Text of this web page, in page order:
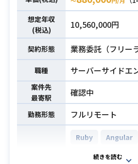
インフラの戦略策
善、ならびにバッ
まで幅広くご対応
ンです。
【仕事内容】
下記の業務を担っ
す。
・既存サービスに
盤
（AWS）のコード
ス最適化、セキュ
ト最適化作業
想定年収
(税込)
10,560,000円
契約形態 業務委託（フリー
職種 サーバーサイドエ
案件先
最寄駅
確認中
勤務形態 フルリモート
Ruby Angular
Ruby on Rails